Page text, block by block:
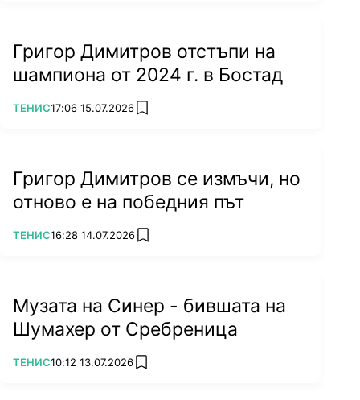
Григор Димитров отстъпи на
шампиона от 2024 г. в Бостад
ПОВЕЧЕ ОТ
ТЕНИС17:06 15.07.2026 add favorites
Григор Димитров се измъчи, но
отново е на победния път
ПОВЕЧЕ ОТ
ТЕНИС16:28 14.07.2026 add favorites
Музата на Синер - бившата на
Шумахер от Сребреница
ПОВЕЧЕ ОТ
ТЕНИС10:12 13.07.2026 add favorites